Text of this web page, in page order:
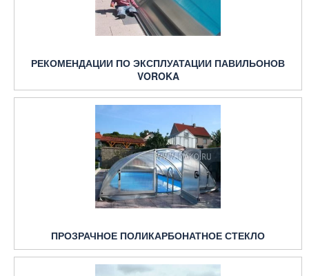
РЕКОМЕНДАЦИИ ПО ЭКСПЛУАТАЦИИ ПАВИЛЬОНОВ
VOROKA
ПРОЗРАЧНОЕ ПОЛИКАРБОНАТНОЕ СТЕКЛО